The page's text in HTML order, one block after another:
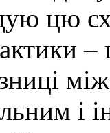
цю
і